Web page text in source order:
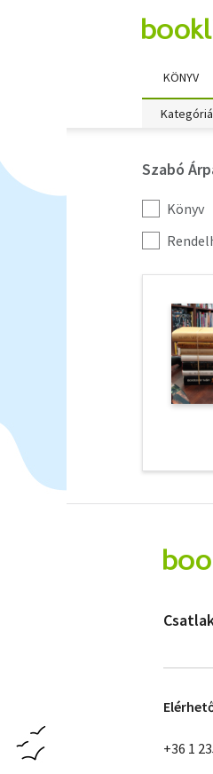
KÖNYV
Szabó
Kategória
szűrés
Könyv
További
szűrők
+36 1